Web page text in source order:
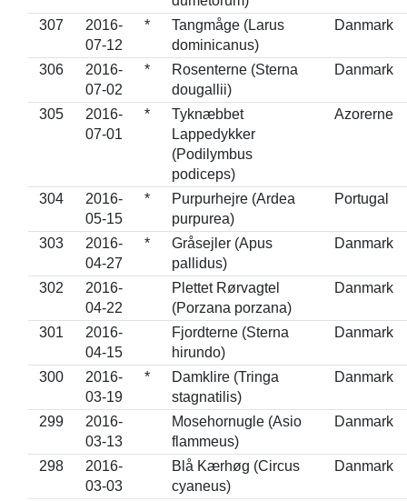
307
2016-
07-12
*
Tangmåge (Larus
dominicanus)
Danmark
306
2016-
07-02
*
Rosenterne (Sterna
dougallii)
Danmark
305
2016-
07-01
*
Tyknæbbet
Lappedykker
(Podilymbus
podiceps)
Azorerne
304
2016-
05-15
*
Purpurhejre (Ardea
purpurea)
Portugal
303
2016-
04-27
*
Gråsejler (Apus
pallidus)
Danmark
302
2016-
04-22
Plettet Rørvagtel
(Porzana porzana)
Danmark
301
2016-
04-15
Fjordterne (Sterna
hirundo)
Danmark
300
2016-
03-19
*
Damklire (Tringa
stagnatilis)
Danmark
299
2016-
03-13
Mosehornugle (Asio
flammeus)
Danmark
298
2016-
03-03
Blå Kærhøg (Circus
cyaneus)
Danmark